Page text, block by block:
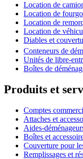
Location de
Location de
Location de
Location de
Diables et
Conteneurs de
Unités de libre-
Boîtes de
Produits et
Comptes
Attaches et
Aides-
Boîtes et
Couverture pour
Remplissages et